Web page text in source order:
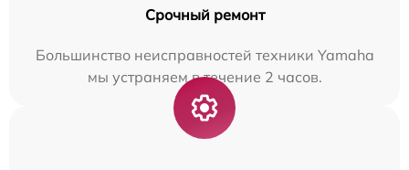
Срочный ремонт
Большинство неисправностей техники Yamaha
мы устраняем в течение 2 часов.